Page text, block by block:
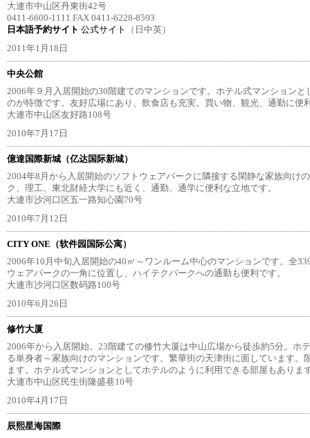
大連市中山区丹東街42号
0411-6600-1111 FAX 0411-6228-8593
日本語予約サイト 公式サイト
（日中英）
2011年1月18日
中央公館
2006年９月入居開始の30階建てのマンションです。ホテル式マンション
のが特徴です。友好広場にあり、飲食店も充実。買い物、観光、通勤に便
大連市中山区友好路108号
2010年7月17日
億達国際新城（亿达国际新城）
2004年8月から入居開始のソフトウェアパークに隣接する閑静な家族向け
ク、理工、東北財経大学にも近く、通勤、通学に便利な立地です。
大連市沙河口区五一路知心園70号
2010年7月12日
CITY ONE（软件园国际公寓）
2006年10月中旬入居開始の40㎡～ワンルーム中心のマンションです。全
ウェアパークの一角に位置し、ハイテクパークへの通勤も便利です。
大連市沙河口区数码路100号
2010年6月26日
修竹大厦
2006年から入居開始。23階建ての修竹大厦は中山広場から徒歩約5分。ホ
る単身者～家族向けのマンションです。繁華街の天津街に面しています。
ます。ホテル式マンションとしてホテルのように利用できる部屋もありま
大連市中山区民生街隆盛巷10号
2010年4月17日
辰熙星海国際